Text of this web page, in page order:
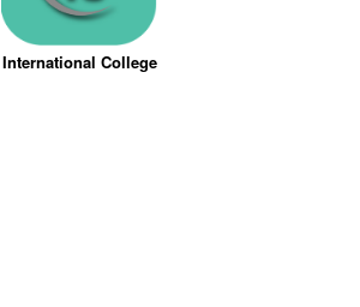
International College